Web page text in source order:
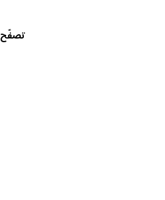
تصفّح ٥٧١ من القوالب